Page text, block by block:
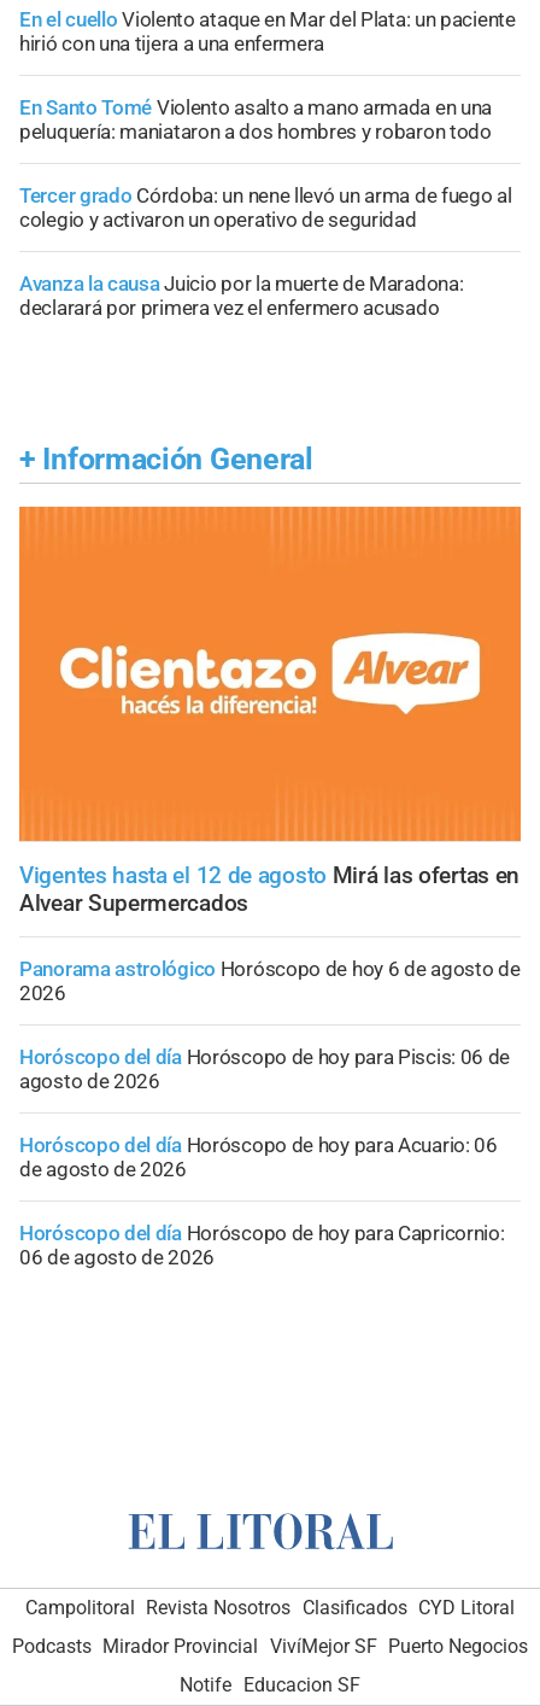
En el cuello Violento ataque en Mar del Plata: un paciente
hirió con una tijera a una enfermera
En Santo Tomé Violento asalto a mano armada en una
peluquería: maniataron a dos hombres y robaron todo
Tercer grado Córdoba: un nene llevó un arma de fuego al
colegio y activaron un operativo de seguridad
Avanza la causaJuicio por la muerte de Maradona:
declarará por primera vez el enfermero acusado
+ Información General
Vigentes hasta el 12 de agosto Mirá las ofertas en
Alvear Supermercados
Panorama astrológico Horóscopo de hoy 6 de agosto de
2026
Horóscopo del día Horóscopo de hoy para Piscis: 06 de
agosto de 2026
Horóscopo del día Horóscopo de hoy para Acuario: 06
de agosto de 2026
Horóscopo del día Horóscopo de hoy para Capricornio:
06 de agosto de 2026
Campolitoral Revista Nosotros Clasificados CYD Litoral
Podcasts Mirador Provincial VivíMejor SF Puerto Negocios
Notife Educacion SF